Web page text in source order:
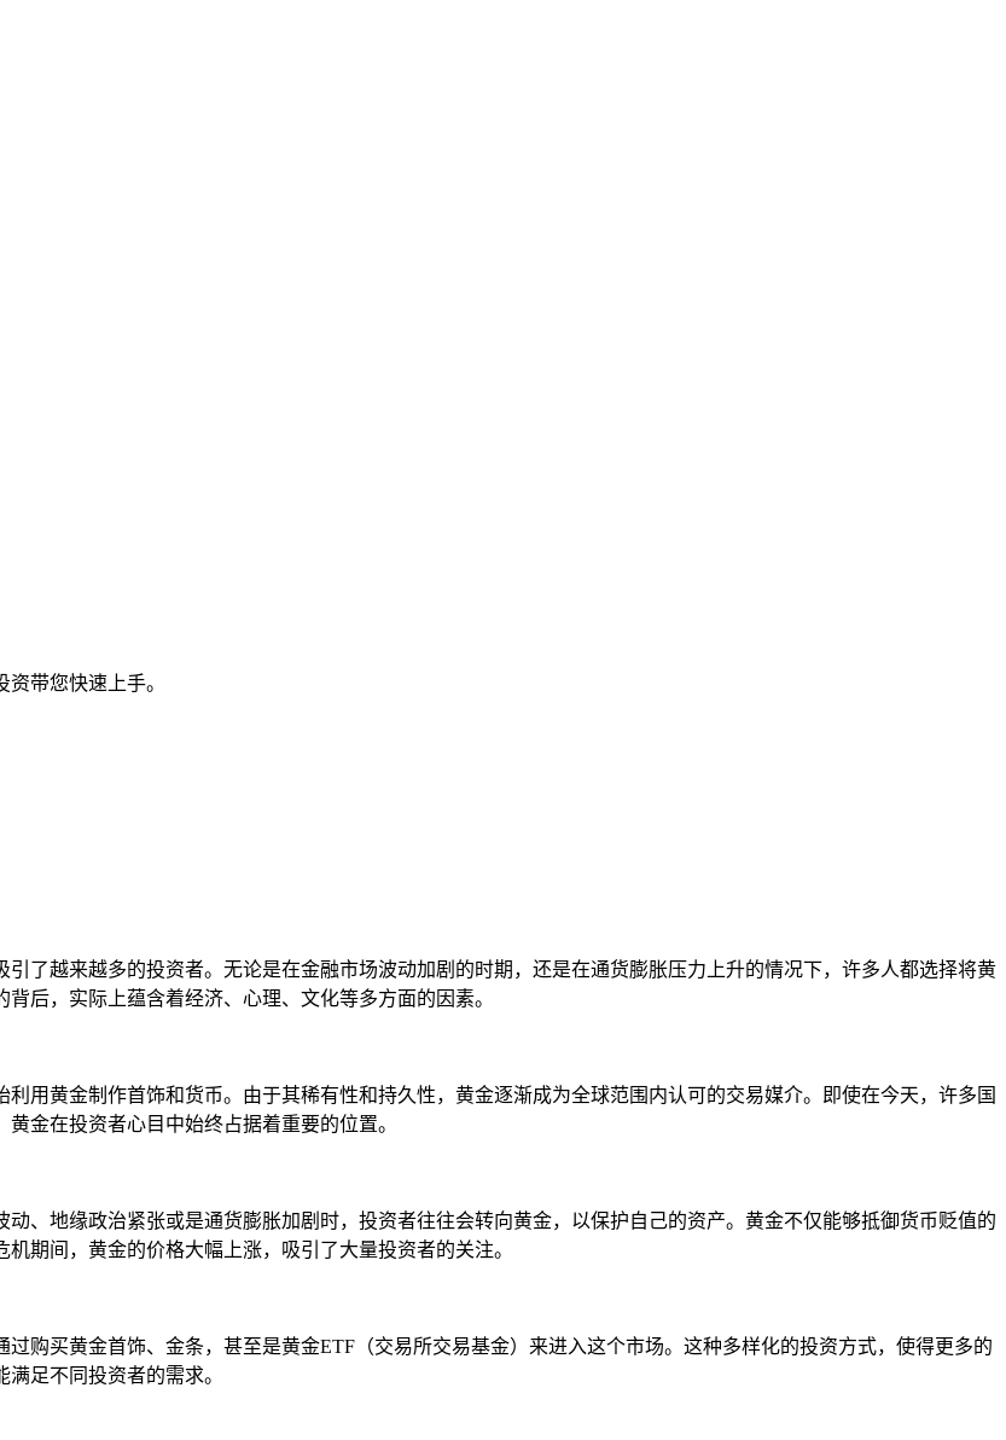
带您快速上手。
了越来越多的投资者。无论是在金融市场波动加剧的时期，还是在通货膨胀压力上升的情况下，许多人都选择将黄
后，实际上蕴含着经济、心理、文化等多方面的因素。
用黄金制作首饰和货币。由于其稀有性和持久性，黄金逐渐成为全球范围内认可的交易媒介。即使在今天，许多国
金在投资者心目中始终占据着重要的位置。
、地缘政治紧张或是通货膨胀加剧时，投资者往往会转向黄金，以保护自己的资产。黄金不仅能够抵御货币贬值的
期间，黄金的价格大幅上涨，吸引了大量投资者的关注。
购买黄金首饰、金条，甚至是黄金ETF（交易所交易基金）来进入这个市场。这种多样化的投资方式，使得更多的
足不同投资者的需求。